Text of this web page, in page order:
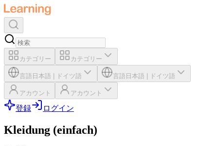
カテゴリー カテゴリー
言語 日本語 ドイツ語 言語 日本語 ドイツ語
アカウント アカウント
登録 ログイン
Kleidung (einfach)